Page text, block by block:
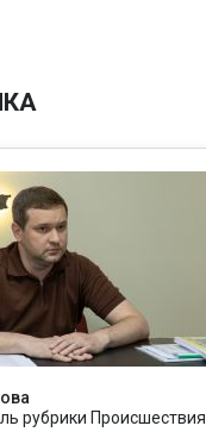
рубрики Происшествия